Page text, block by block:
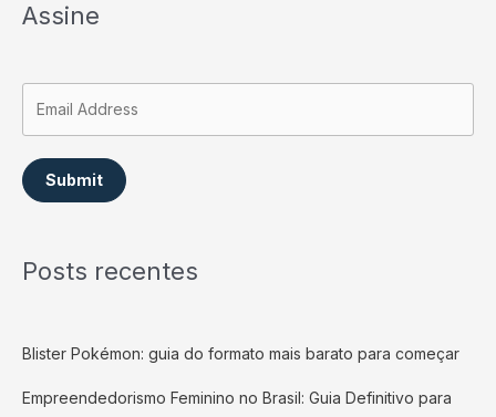
Assine
Submit
Posts recentes
Blister Pokémon: guia do formato mais barato para começar
Empreendedorismo Feminino no Brasil: Guia Definitivo para